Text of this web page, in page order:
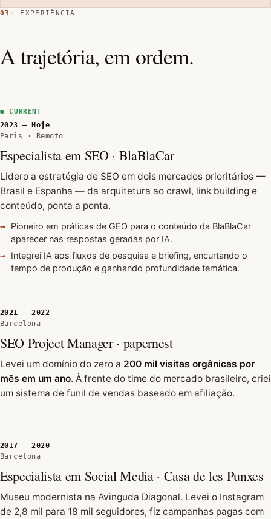
03 EXPERIÊNCIA
A trajetória, em ordem.
2023 — Hoje
Paris · Remoto
Especialista em SEO · BlaBlaCar
Lidero a estratégia de SEO em dois mercados prioritários —
Brasil e Espanha — da arquitetura ao crawl, link building e
conteúdo, ponta a ponta.
Pioneiro em práticas de GEO para o conteúdo da BlaBlaCar
aparecer nas respostas geradas por IA.
Integrei IA aos fluxos de pesquisa e briefing, encurtando o
tempo de produção e ganhando profundidade temática.
2021 — 2022
Barcelona
SEO Project Manager · papernest
Levei um domínio do zero a 200 mil visitas orgânicas por
mês em um ano. À frente do time do mercado brasileiro, criei
um sistema de funil de vendas baseado em afiliação.
2017 — 2020
Barcelona
Especialista em Social Media · Casa de les Punxes
Museu modernista na Avinguda Diagonal. Levei o Instagram
de 2,8 mil para 18 mil seguidores, fiz campanhas pagas com